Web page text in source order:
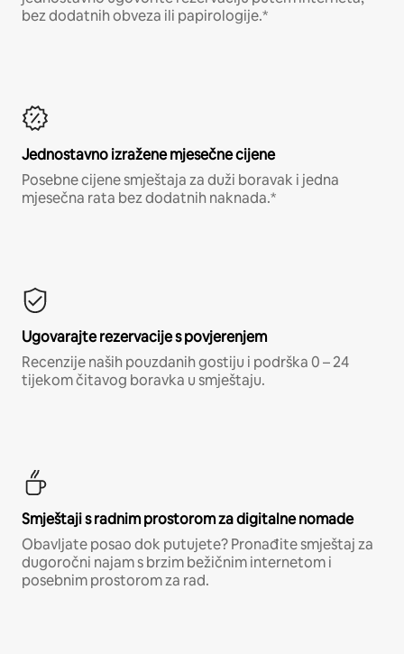
bez dodatnih obveza ili papirologije.*
Jednostavno izražene mjesečne cijene
Posebne cijene smještaja za duži boravak i jedna
mjesečna rata bez dodatnih naknada.*
Ugovarajte rezervacije s povjerenjem
Recenzije naših pouzdanih gostiju i podrška 0 – 24
tijekom čitavog boravka u smještaju.
Smještaji s radnim prostorom za digitalne nomade
Obavljate posao dok putujete? Pronađite smještaj za
dugoročni najam s brzim bežičnim internetom i
posebnim prostorom za rad.